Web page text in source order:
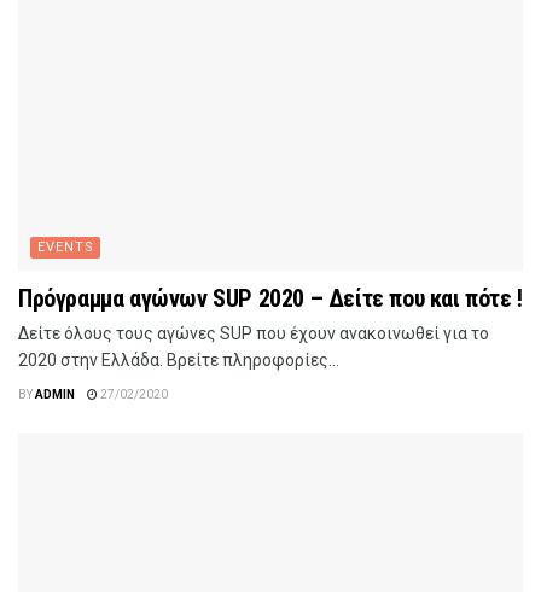
EVENTS
Πρόγραμμα αγώνων SUP 2020 – Δείτε που και πότε !
Δείτε όλους τους αγώνες SUP που έχουν ανακοινωθεί για το
2020 στην Ελλάδα. Βρείτε πληροφορίες...
BYADMIN 27/02/2020